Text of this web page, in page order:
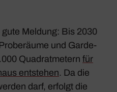
Meldung: Bis 2030
und Garde­
Quadrat­me­tern für
entstehen. Da die
darf, erfolgt die